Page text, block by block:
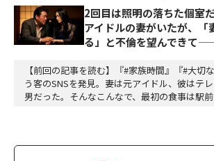
2回目は照明の落ちた個室
アイドルの妻がいたが、「
る」と不倫を望んできて
【前回の記事を読む】『#家族時間』『#大切
う客のSNSを発見。妻は元アイドル、彼はテ
男だった。そんなこんなで、最初の食事は駅
い。怖いのは無計算な人間だ。衝動で動く馬